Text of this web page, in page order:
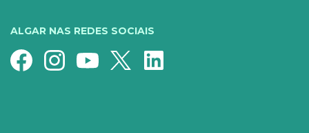
Super Wi-Fi
ALGAR NAS REDES SOCIAIS